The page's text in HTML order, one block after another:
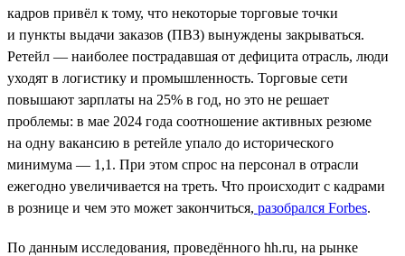
кадров привёл к тому, что некоторые торговые точки
и пункты выдачи заказов (ПВЗ) вынуждены закрываться.
Ретейл — наиболее пострадавшая от дефицита отрасль, люди
уходят в логистику и промышленность. Торговые сети
повышают зарплаты на 25% в год, но это не решает
проблемы: в мае 2024 года соотношение активных резюме
на одну вакансию в ретейле упало до исторического
минимума — 1,1. При этом спрос на персонал в отрасли
ежегодно увеличивается на треть. Что происходит с кадрами
в рознице и чем это может закончиться, разобрался Forbes.
По данным исследования, проведённого hh.ru, на рынке